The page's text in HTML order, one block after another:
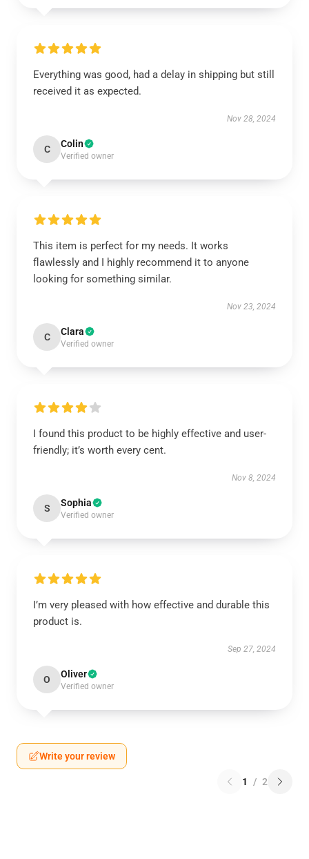
Everything was good, had a delay in shipping but still
received it as expected.
Nov 28, 2024
C Colin
Verified owner
This item is perfect for my needs. It works
flawlessly and I highly recommend it to anyone
looking for something similar.
Nov 23, 2024
C Clara
Verified owner
I found this product to be highly effective and user-
friendly; it’s worth every cent.
Nov 8, 2024
S Sophia
Verified owner
I’m very pleased with how effective and durable this
product is.
Sep 27, 2024
O Oliver
Verified owner
Write your review
1 / 2